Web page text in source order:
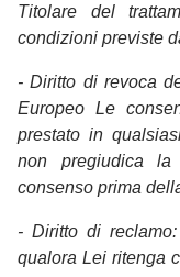
Titolare del
condizioni previste
- Diritto di revoca
Europeo Le
prestato in
non pregiudica
consenso prima
- Diritto di
qualora Lei ritenga